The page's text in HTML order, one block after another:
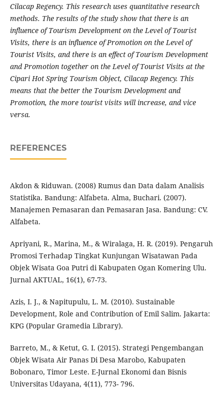
Cilacap Regency. This research uses quantitative research
methods. The results of the study show that there is an
influence of Tourism Development on the Level of Tourist
Visits, there is an influence of Promotion on the Level of
Tourist Visits, and there is an effect of Tourism Development
and Promotion together on the Level of Tourist Visits at the
Cipari Hot Spring Tourism Object, Cilacap Regency. This
means that the better the Tourism Development and
Promotion, the more tourist visits will increase, and vice
versa.
REFERENCES
Akdon & Riduwan. (2008) Rumus dan Data dalam Analisis
Statistika. Bandung: Alfabeta. Alma, Buchari. (2007).
Manajemen Pemasaran dan Pemasaran Jasa. Bandung: CV.
Alfabeta.
Apriyani, R., Marina, M., & Wiralaga, H. R. (2019). Pengaruh
Promosi Terhadap Tingkat Kunjungan Wisatawan Pada
Objek Wisata Goa Putri di Kabupaten Ogan Komering Ulu.
Jurnal AKTUAL, 16(1), 67-73.
Azis, I. J., & Napitupulu, L. M. (2010). Sustainable
Development, Role and Contribution of Emil Salim. Jakarta:
KPG (Popular Gramedia Library).
Barreto, M., & Ketut, G. I. (2015). Strategi Pengembangan
Objek Wisata Air Panas Di Desa Marobo, Kabupaten
Bobonaro, Timor Leste. E-Jurnal Ekonomi dan Bisnis
Universitas Udayana, 4(11), 773- 796.